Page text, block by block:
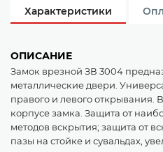
Характеристики
ОПИСАНИЕ
Замок врезной ЗВ 3004
металлические двери.
правого и левого открывания.
корпусе замка. Защита от
методов вскрытия; защита от
пазы на стойке и сувальдах,